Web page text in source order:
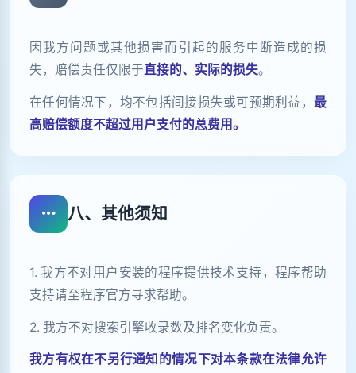
因我方问题或其他损害而引起的服务中断造成的损
失，赔偿责任仅限于直接的、实际的损失。
在任何情况下，均不包括间接损失或可预期利益， 最
高赔偿额度不超过用户支付的总费用。
八、其他须知
1. 我方不对用户安装的程序提供技术支持，程序帮助
支持请至程序官方寻求帮助。
2. 我方不对搜索引擎收录数及排名变化负责。
我方有权在不另行通知的情况下对本条款在法律允许